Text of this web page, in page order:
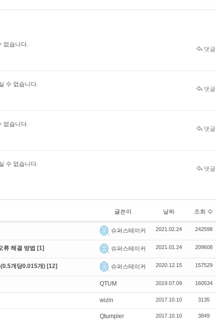
없습니다.
댓글
수 없습니다.
댓글
없습니다.
댓글
수 없습니다.
댓글
글쓴이 날짜 조회 수
슈퍼스테이커 2021.02.24 242598
류 해결 방법 [1] 슈퍼스테이커 2021.01.24 209608
개당0.015개) [12] 슈퍼스테이커 2020.12.15 157529
QTUM 2019.07.09 160534
wizin 2017.10.10 3135
Qtumpler 2017.10.10 3849